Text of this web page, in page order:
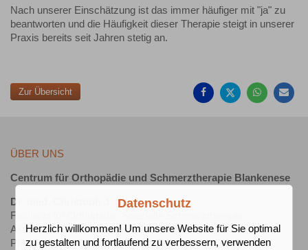
Nach unserer Einschätzung ist das immer häufiger mit "ja" zu
beantworten und die Häufigkeit dieser Therapie steigt in unserer
Praxis bereits seit Jahren stetig an.
Zur Übersicht
teilen
teilen
teilen
ÜBER UNS
Centrum für Orthopädie und Schmerztherapie Blankenese
Dr. med. Christoph J. Bäumer
Facharzt für Orthopädie, Spezielle Schmerztherapie,
Akupunktur, Sportmedizin, Chirotherapie, Allergologie und
Physikalische Therapie, (Kinder-) Osteopath, Diplom
Datenschutz
Herzlich willkommen! Um unsere Website für Sie optimal
zu gestalten und fortlaufend zu verbessern, verwenden